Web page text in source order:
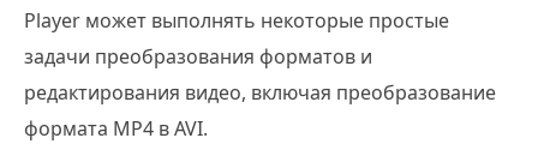
Player может выполнять некоторые простые
задачи преобразования форматов и
редактирования видео, включая преобразование
формата MP4 в AVI.